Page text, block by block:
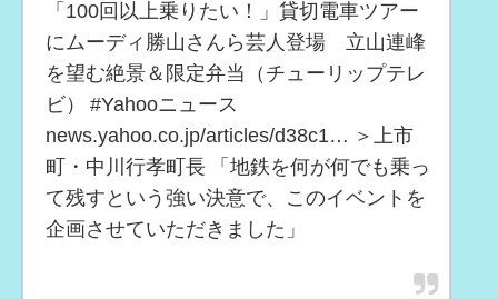
「100回以上乗りたい！」貸切電車ツアー
にムーディ勝山さんら芸人登場 立山連峰
を望む絶景＆限定弁当（チューリップテレ
ビ） #Yahooニュース
news.yahoo.co.jp/articles/d38c1… ＞上市
町・中川行孝町長 「地鉄を何が何でも乗っ
て残すという強い決意で、このイベントを
企画させていただきました」